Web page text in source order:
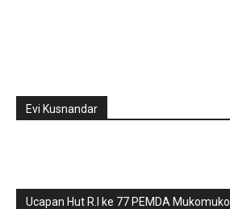
Evi Kusnandar
Ucapan Hut R.I ke 77 PEMDA Mukomuko